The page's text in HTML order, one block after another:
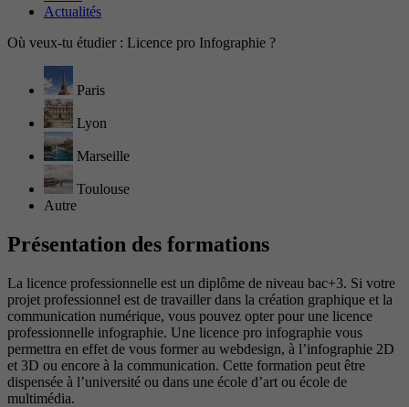
Actualités
Où veux-tu étudier : Licence pro Infographie ?
Paris
Lyon
Marseille
Toulouse
Autre
Présentation des formations
La licence professionnelle est un diplôme de niveau bac+3. Si votre
projet professionnel est de travailler dans la création graphique et la
communication numérique, vous pouvez opter pour une licence
professionnelle infographie. Une licence pro infographie vous
permettra en effet de vous former au webdesign, à l’infographie 2D
et 3D ou encore à la communication. Cette formation peut être
dispensée à l’université ou dans une école d’art ou école de
multimédia.